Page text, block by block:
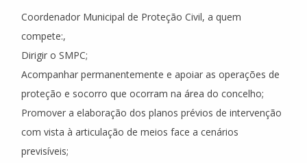
Coordenador Municipal de Proteção Civil, a quem
compete:,
Dirigir o SMPC;
Acompanhar permanentemente e apoiar as operações de
proteção e socorro que ocorram na área do concelho;
Promover a elaboração dos planos prévios de intervenção
com vista à articulação de meios face a cenários
previsíveis;